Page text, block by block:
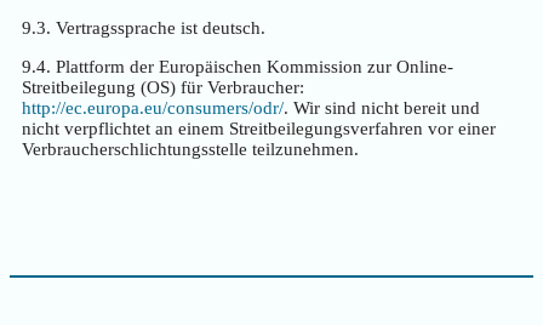
9.3. Vertragssprache ist deutsch.
9.4. Plattform der Europäischen Kommission zur Online-
Streitbeilegung (OS) für Verbraucher:
http://ec.europa.eu/consumers/odr/. Wir sind nicht bereit und
nicht verpflichtet an einem Streitbeilegungsverfahren vor einer
Verbraucherschlichtungsstelle teilzunehmen.